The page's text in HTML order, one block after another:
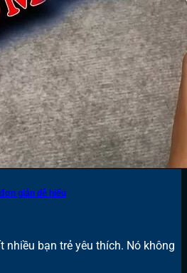
giản dễ hiểu
nhiều bạn trẻ yêu thích. Nó không